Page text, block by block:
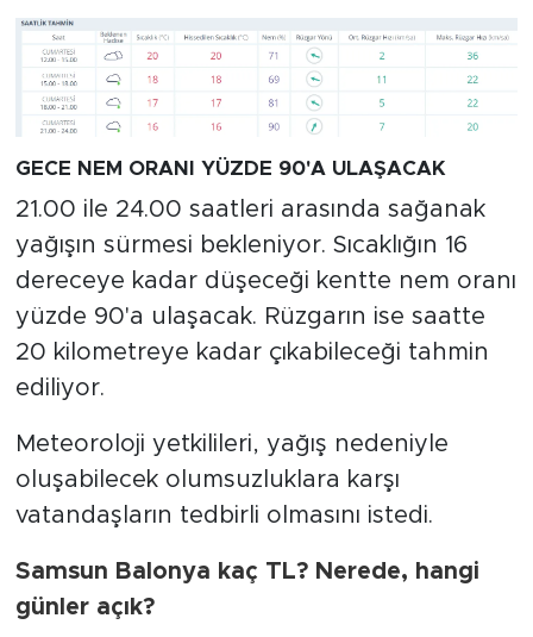
GECE NEM ORANI YÜZDE 90'A ULAŞACAK
21.00 ile 24.00 saatleri arasında sağanak
yağışın sürmesi bekleniyor. Sıcaklığın 16
dereceye kadar düşeceği kentte nem oranı
yüzde 90'a ulaşacak. Rüzgarın ise saatte
20 kilometreye kadar çıkabileceği tahmin
ediliyor.
Meteoroloji yetkilileri, yağış nedeniyle
oluşabilecek olumsuzluklara karşı
vatandaşların tedbirli olmasını istedi.
Samsun Balonya kaç TL? Nerede, hangi
günler açık?